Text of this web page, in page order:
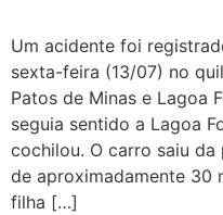
Um acidente foi
sexta-feira (13/07) no
Patos de Minas e Lagoa
seguia sentido a Lagoa
cochilou. O carro saiu
de aproximadamente
filha […]